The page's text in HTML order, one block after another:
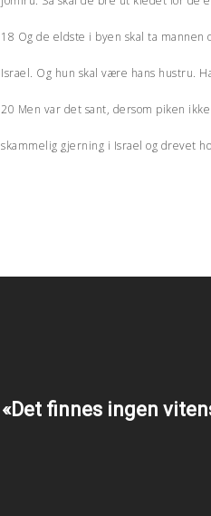
18 Og de eldste i byen skal ta
Israel. Og hun skal være hans hustru.
20 Men var det sant, dersom piken
skammelig gjerning i Israel og drevet
«Det finnes ingen